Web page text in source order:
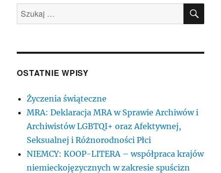
Szukaj:
OSTATNIE WPISY
Życzenia świąteczne
MRA: Deklaracja MRA w Sprawie Archiwów i
Archiwistów LGBTQI+ oraz Afektywnej,
Seksualnej i Różnorodności Płci
NIEMCY: KOOP-LITERA – współpraca krajów
niemieckojęzycznych w zakresie spuścizn